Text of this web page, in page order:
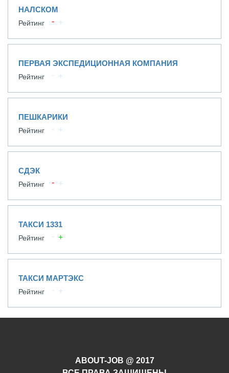
НАЛСКОМ
Рейтинг
ПЕРВАЯ ЭКСПЕДИЦИОННАЯ КОМПАНИЯ
Рейтинг
ПЕШКАРИКИ
Рейтинг
СДЭК
Рейтинг
ТАКСИ 1331
Рейтинг
ТАКСИ МАРТЭКС
Рейтинг
ABOUT-JOB @ 2017